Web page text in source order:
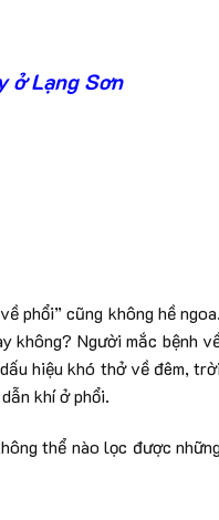
ở Lạng Sơn
phổi” cũng không hề ngoa.
không? Người mắc bệnh
hiệu khó thở về đêm, trời
khí ở phổi.
thể nào lọc được những